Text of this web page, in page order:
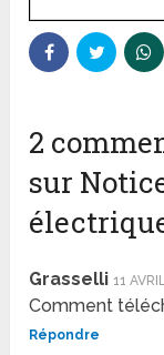
2
sur
Grasselli 11
Comment
Répondre